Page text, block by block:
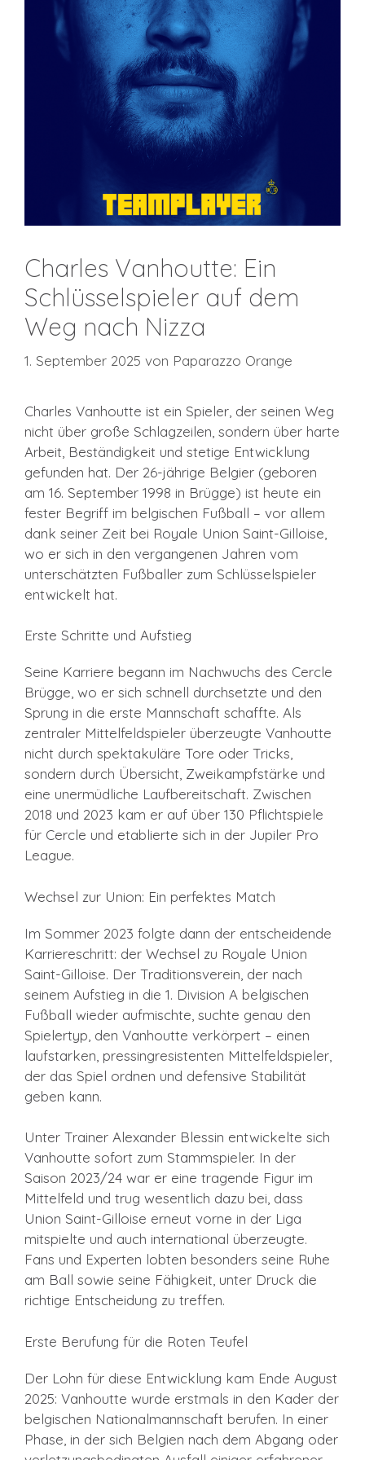
Charles Vanhoutte: Ein
Schlüsselspieler auf dem
Weg nach Nizza
1. September 2025 von Paparazzo Orange
Charles Vanhoutte ist ein Spieler, der seinen Weg
nicht über große Schlagzeilen, sondern über harte
Arbeit, Beständigkeit und stetige Entwicklung
gefunden hat. Der 26-jährige Belgier (geboren
am 16. September 1998 in Brügge) ist heute ein
fester Begriff im belgischen Fußball – vor allem
dank seiner Zeit bei Royale Union Saint-Gilloise,
wo er sich in den vergangenen Jahren vom
unterschätzten Fußballer zum Schlüsselspieler
entwickelt hat.
Erste Schritte und Aufstieg
Seine Karriere begann im Nachwuchs des Cercle
Brügge, wo er sich schnell durchsetzte und den
Sprung in die erste Mannschaft schaffte. Als
zentraler Mittelfeldspieler überzeugte Vanhoutte
nicht durch spektakuläre Tore oder Tricks,
sondern durch Übersicht, Zweikampfstärke und
eine unermüdliche Laufbereitschaft. Zwischen
2018 und 2023 kam er auf über 130 Pflichtspiele
für Cercle und etablierte sich in der Jupiler Pro
League.
Wechsel zur Union: Ein perfektes Match
Im Sommer 2023 folgte dann der entscheidende
Karriereschritt: der Wechsel zu Royale Union
Saint-Gilloise. Der Traditionsverein, der nach
seinem Aufstieg in die 1. Division A belgischen
Fußball wieder aufmischte, suchte genau den
Spielertyp, den Vanhoutte verkörpert – einen
laufstarken, pressingresistenten Mittelfeldspieler,
der das Spiel ordnen und defensive Stabilität
geben kann.
Unter Trainer Alexander Blessin entwickelte sich
Vanhoutte sofort zum Stammspieler. In der
Saison 2023/24 war er eine tragende Figur im
Mittelfeld und trug wesentlich dazu bei, dass
Union Saint-Gilloise erneut vorne in der Liga
mitspielte und auch international überzeugte.
Fans und Experten lobten besonders seine Ruhe
am Ball sowie seine Fähigkeit, unter Druck die
richtige Entscheidung zu treffen.
Erste Berufung für die Roten Teufel
Der Lohn für diese Entwicklung kam Ende August
2025: Vanhoutte wurde erstmals in den Kader der
belgischen Nationalmannschaft berufen. In einer
Phase, in der sich Belgien nach dem Abgang oder